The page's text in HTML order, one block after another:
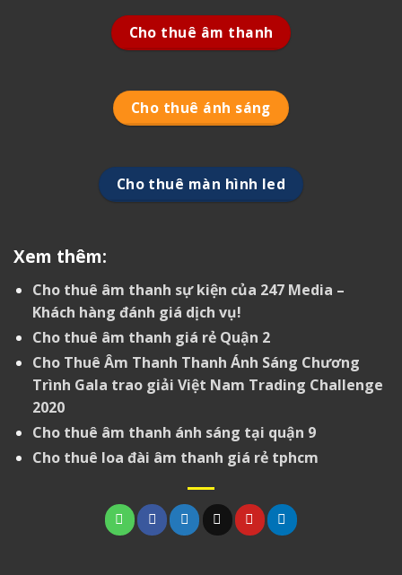
Cho thuê âm thanh
Cho thuê ánh sáng
Cho thuê màn hình led
Xem thêm:
Cho thuê âm thanh sự kiện của 247 Media –
Khách hàng đánh giá dịch vụ!
Cho thuê âm thanh giá rẻ Quận 2
Cho Thuê Âm Thanh Thanh Ánh Sáng Chương
Trình Gala trao giải Việt Nam Trading Challenge
2020
Cho thuê âm thanh ánh sáng tại quận 9
Cho thuê loa đài âm thanh giá rẻ tphcm